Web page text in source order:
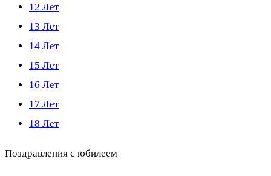
12 Лет
13 Лет
14 Лет
15 Лет
16 Лет
17 Лет
18 Лет
Поздравления с юбилеем